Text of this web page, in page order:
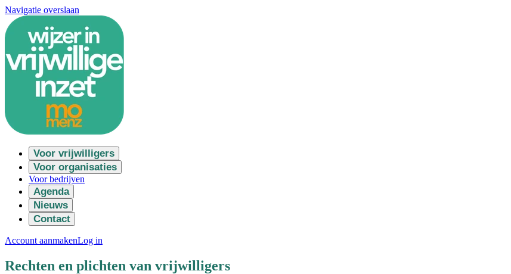
Navigatie overslaan
Voor vrijwilligers
Voor organisaties
Voor bedrijven
Agenda
Nieuws
Contact
Account aanmakenLog in
Rechten en plichten van vrijwilligers